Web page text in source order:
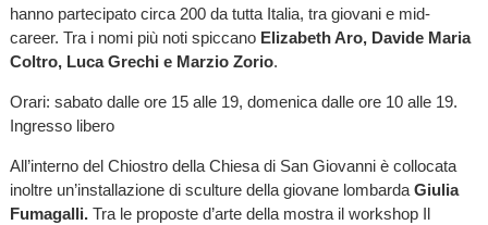
hanno partecipato circa 200 da tutta Italia, tra giovani e mid-
career. Tra i nomi più noti spiccano Elizabeth Aro, Davide Maria
Coltro, Luca Grechi e Marzio Zorio.
Orari: sabato dalle ore 15 alle 19, domenica dalle ore 10 alle 19.
Ingresso libero
All’interno del Chiostro della Chiesa di San Giovanni è collocata
inoltre un’installazione di sculture della giovane lombarda Giulia
Fumagalli. Tra le proposte d’arte della mostra il workshop Il